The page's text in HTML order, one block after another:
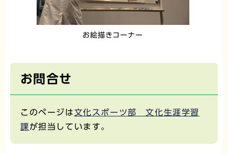
お絵描きコーナー
お問合せ
このページは文化スポーツ部 文化生涯学習
課が担当しています。